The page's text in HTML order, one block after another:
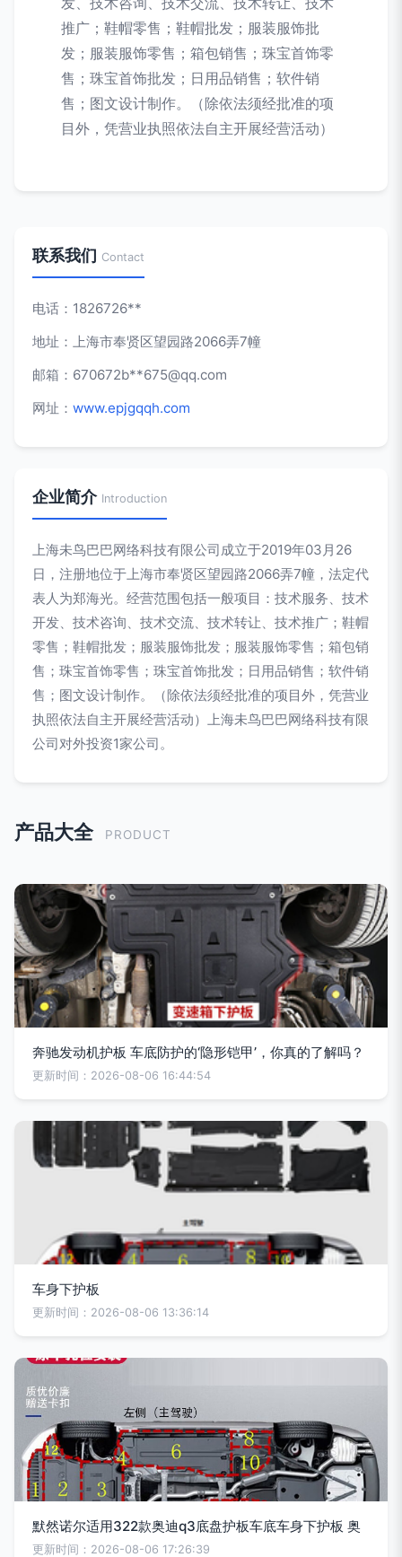
推广；鞋帽零售；鞋帽批发；服装服饰批
发；服装服饰零售；箱包销售；珠宝首饰零
售；珠宝首饰批发；日用品销售；软件销
售；图文设计制作。（除依法须经批准的项
目外，凭营业执照依法自主开展经营活动）
联系我们 Contact
电话：1826726**
地址：上海市奉贤区望园路2066弄7幢
邮箱：670672b**675@qq.com
网址： www.epjgqqh.com
企业简介 Introduction
上海未鸟巴巴网络科技有限公司成立于2019年03月26
日，注册地位于上海市奉贤区望园路2066弄7幢，法定代
表人为郑海光。经营范围包括一般项目：技术服务、技术
开发、技术咨询、技术交流、技术转让、技术推广；鞋帽
零售；鞋帽批发；服装服饰批发；服装服饰零售；箱包销
售；珠宝首饰零售；珠宝首饰批发；日用品销售；软件销
售；图文设计制作。（除依法须经批准的项目外，凭营业
执照依法自主开展经营活动）上海未鸟巴巴网络科技有限
公司对外投资1家公司。
产品大全 PRODUCT
奔驰发动机护板 车底防护的‘隐形铠甲’，你真的了解吗？
更新时间：2026-08-06 16:44:54
车身下护板
更新时间：2026-08-06 13:36:14
默然诺尔适用322款奥迪q3底盘护板车底车身下护板 奥
更新时间：2026-08-06 17:26:39